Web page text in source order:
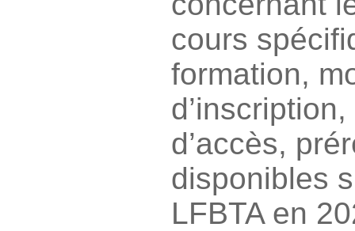
cours
formation,
d’accès,
disponibles
LFBTA en